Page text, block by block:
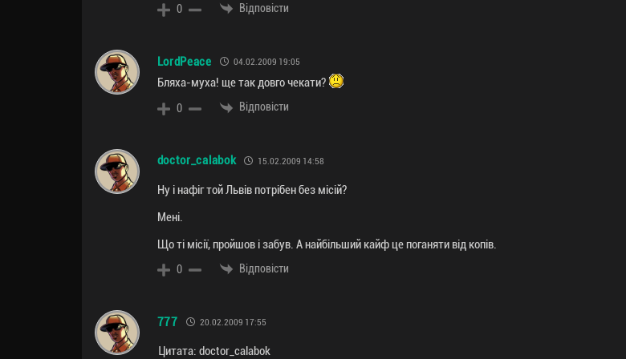
0 Відповісти
LordPeace 04.02.2009 19:05
Бляха-муха! ще так довго чекати?
0 Відповісти
doctor_calabok 15.02.2009 14:58
Ну і нафіг той Львів потрібен без місій?
Мені.
Що ті місії, пройшов і забув. А найбільший кайф це поганяти від копів.
0 Відповісти
777 20.02.2009 17:55
Цитата: doctor_calabok